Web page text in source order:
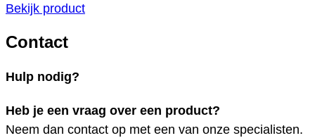
Bekijk product
Contact
Hulp nodig?
Heb je een vraag over een product?
Neem dan contact op met een van onze specialisten.